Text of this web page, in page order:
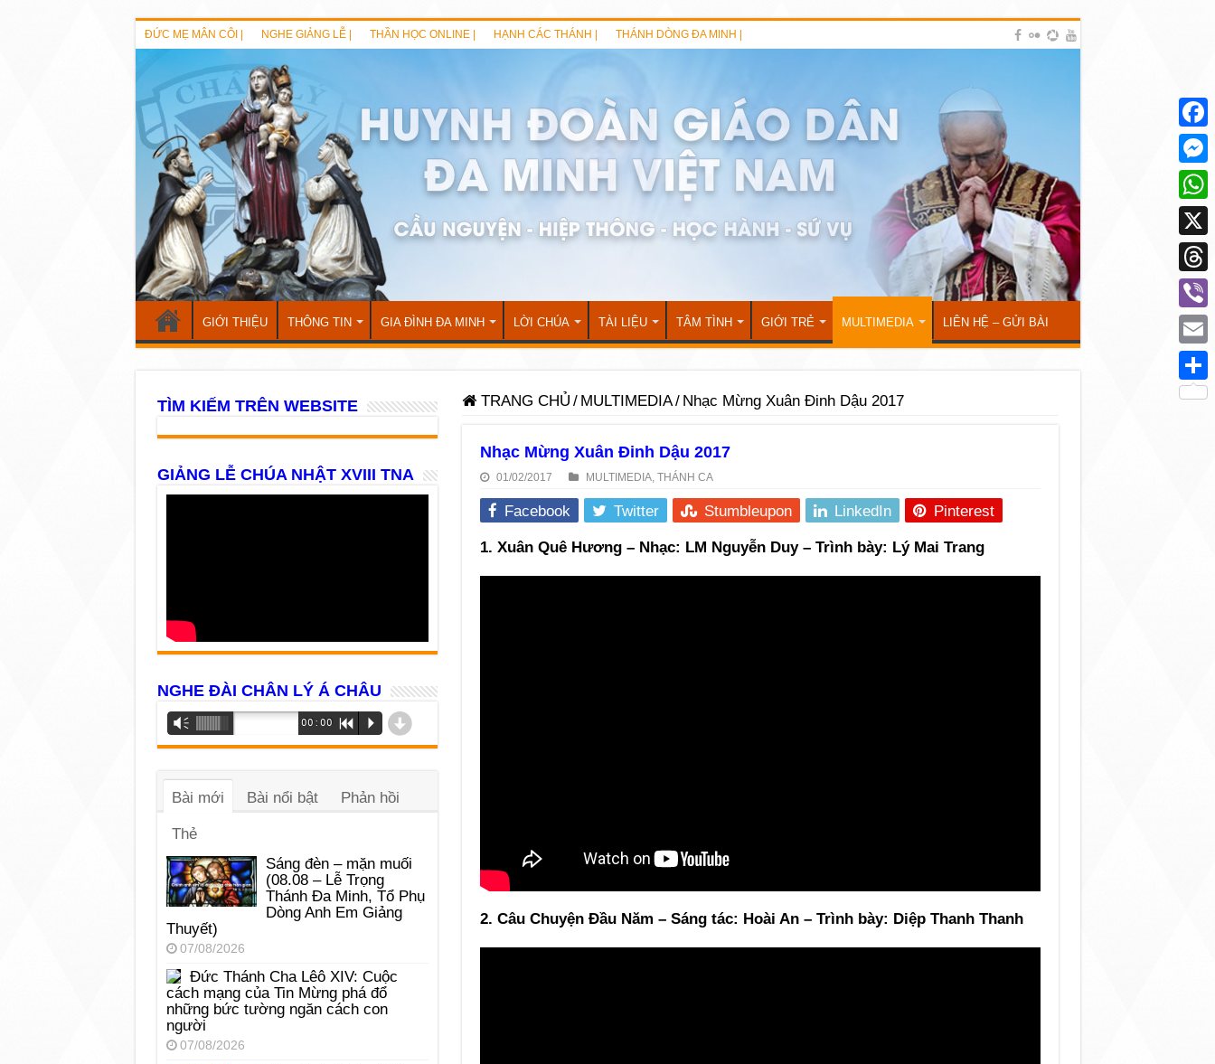
ĐỨC MẸ MÂN CÔI | NGHE GIẢNG LỄ | THẦN HỌC ONLINE | HẠNH CÁC THÁNH | THÁNH DÒNG ĐA MINH |
GIỚI THIỆU THÔNG TIN GIA ĐÌNH ĐA MINH LỜI CHÚA TÀI LIỆU TÂM TÌNH GIỚI TRẺ MULTIMEDIA LIÊN HỆ – GỬI BÀI
TRANG CHỦ / MULTIMEDIA/ Nhạc Mừng Xuân Đinh Dậu 2017
Nhạc Mừng Xuân Đinh Dậu 2017
01/02/2017 MULTIMEDIA, THÁNH CA
Facebook Twitter Stumbleupon LinkedIn Pinterest
1. Xuân Quê Hương – Nhạc: LM Nguyễn Duy – Trình bày: Lý Mai Trang
2. Câu Chuyện Đầu Năm – Sáng tác: Hoài An – Trình bày: Diệp Thanh Thanh
TÌM KIẾM TRÊN WEBSITE
GIẢNG LỄ CHÚA NHẬT XVIII TNA
NGHE ĐÀI CHÂN LÝ Á CHÂU
Trình
phát
âm
Vm 00:00 R P d
Bài mới Bài nổi bật Phản hồi
Thẻ
Sáng đèn – mặn muối
(08.08 – Lễ Trọng
Thánh Đa Minh, Tổ Phụ
Dòng Anh Em Giảng
Thuyết)
07/08/2026
Đức Thánh Cha Lêô XIV: Cuộc
cách mạng của Tin Mừng phá đổ
những bức tường ngăn cách con
người
07/08/2026
X
Viber